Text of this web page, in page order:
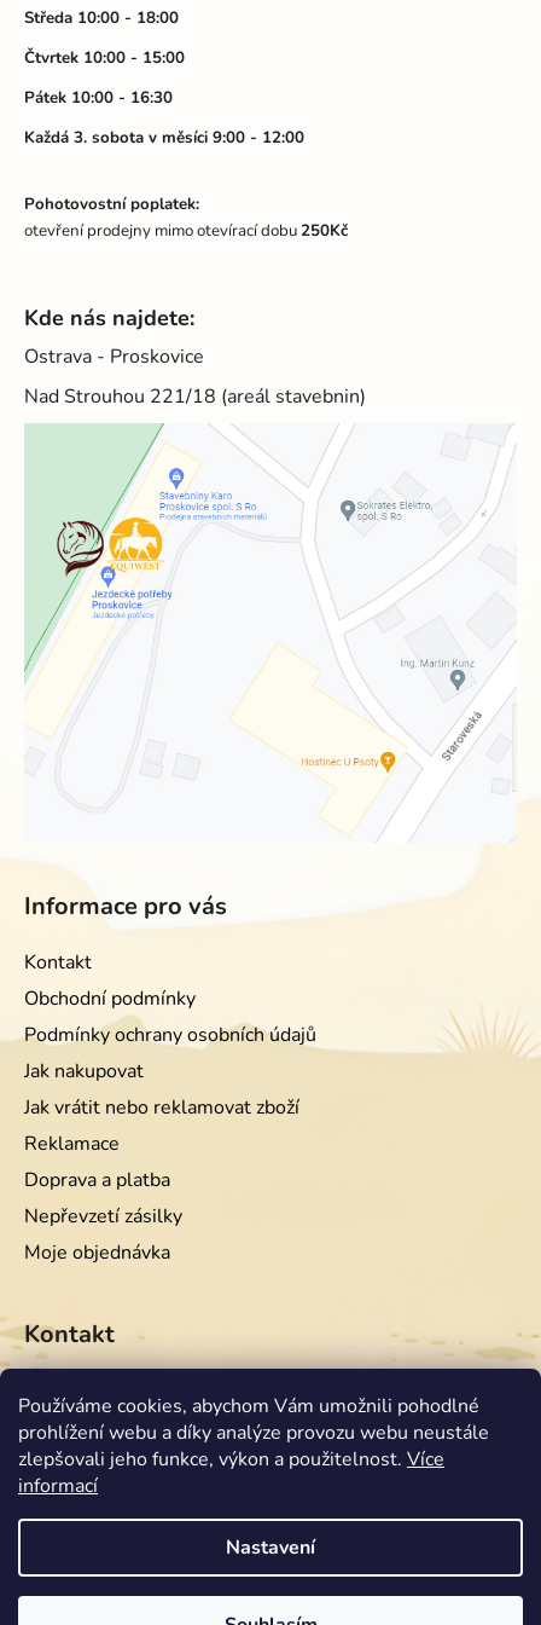
Používáme cookies, abychom Vám umožnili pohodlné
prohlížení webu a díky analýze provozu webu neustále
zlepšovali jeho funkce, výkon a použitelnost. Více
informací
Nastavení
s
Středa 10:00 - 18:00
Čtvrtek 10:00 - 15:00
Pátek 10:00 - 16:30
Každá 3. sobota v měsíci 9:00 - 12:00
Pohotovostní poplatek:
otevření prodejny mimo otevírací dobu250Kč
Kde nás najdete:
Ostrava - Proskovice
Nad Strouhou 221/18 (areál stavebnin)
Informace pro vás
Kontakt
Obchodní podmínky
Podmínky ochrany osobních údajů
Jak nakupovat
Jak vrátit nebo reklamovat zboží
Reklamace
Doprava a platba
Nepřevzetí zásilky
Moje objednávka
Kontakt
info @equiwest.cz
+420724001554